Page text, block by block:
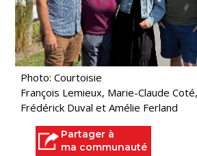
Photo: Courtoisie
François Lemieux, Marie-Claude
Frédérick Duval et Amélie Ferland
Partager à
ma communauté